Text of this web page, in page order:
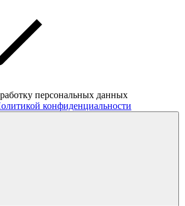
персональных данных
конфиденциальности